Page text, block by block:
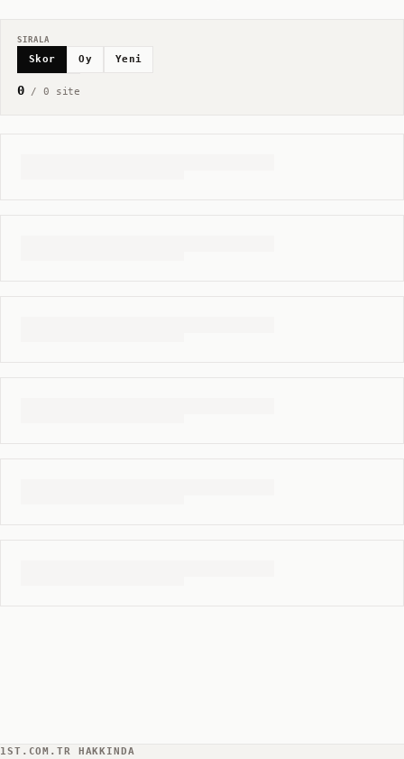
SIRALA
Skor Oy Yeni
0/ 0 site
1ST.COM.TR HAKKINDA